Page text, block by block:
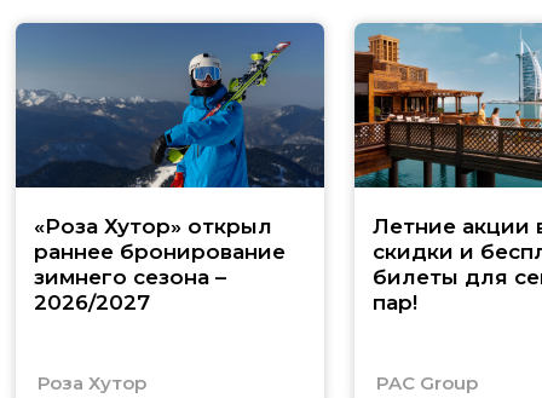
«Роза Хутор» открыл
раннее бронирование
зимнего сезона –
2026/2027
Роза Хутор
Летние акции
скидки и
билеты для
пар!
PAC Group